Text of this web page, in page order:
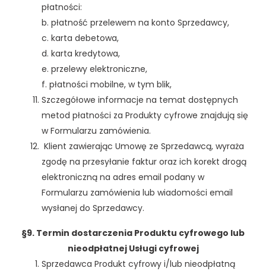
płatności:
b. płatność przelewem na konto Sprzedawcy,
c. karta debetowa,
d. karta kredytowa,
e. przelewy elektroniczne,
f. płatności mobilne, w tym blik,
Szczegółowe informacje na temat dostępnych
metod płatności za Produkty cyfrowe znajdują się
w Formularzu zamówienia.
Klient zawierając Umowę ze Sprzedawcą, wyraża
zgodę na przesyłanie faktur oraz ich korekt drogą
elektroniczną na adres email podany w
Formularzu zamówienia lub wiadomości email
wysłanej do Sprzedawcy.
§9. Termin dostarczenia Produktu cyfrowego lub
nieodpłatnej Usługi cyfrowej
Sprzedawca Produkt cyfrowy i/lub nieodpłatną